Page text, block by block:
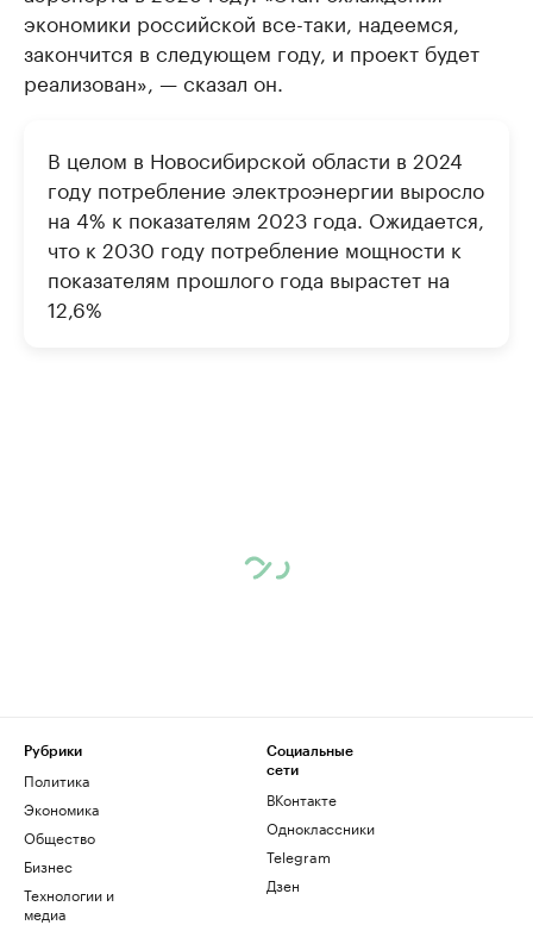
экономики российской все-таки, надеемся,
закончится в следующем году, и проект будет
реализован», — сказал он.
В целом в Новосибирской области в 2024
году потребление электроэнергии выросло
на 4% к показателям 2023 года. Ожидается,
что к 2030 году потребление мощности к
показателям прошлого года вырастет на
12,6%
Рубрики
Политика
Экономика
Общество
Бизнес
Технологии и
медиа
Социальные
сети
ВКонтакте
Одноклассники
Telegram
Дзен